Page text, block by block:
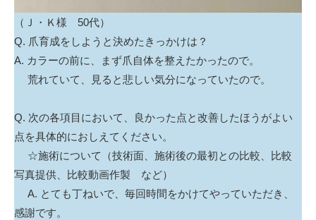
（Ｊ・Ｋ様 50代）
Q. 爪育成をしようと決めたきっかけは？
A. カラーの前に、まず爪自体を整えたかったので。
荒れていて、見ると悲しい気分になっていたので。
Q. 次の各項目において、良かった点と改善したほうがよい
点を具体的におしえてください。
☆施術について（技術面、施術後の最初との比較、比較
写真提供、比較動画作製 など）
A. とても丁ねいで、毎回時間をかけてやっていただき、
感謝です。